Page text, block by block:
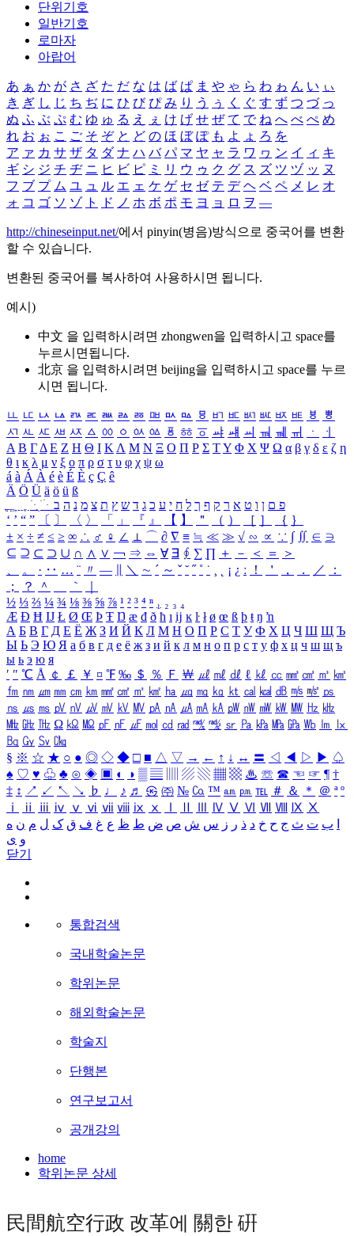
단위기호
일반기호
로마자
아랍어
あ ぁ か が さ ざ た だ な は ば ぱ ま や ゃ ら わ ゎ ん い ぃ
き ぎ し じ ち ぢ に ひ び ぴ み り う ぅ く ぐ す ず つ づ っ
ぬ ふ ぶ ぷ む ゆ ゅ る え ぇ け げ せ ぜ て で ね へ べ ぺ め
れ お ぉ こ ご そ ぞ と ど の ほ ぼ ぽ も よ ょ ろ を
ア ァ カ サ ザ タ ダ ナ ハ バ パ マ ヤ ャ ラ ワ ヮ ン イ ィ キ
ギ シ ジ チ ヂ ニ ヒ ビ ピ ミ リ ウ ゥ ク グ ス ズ ツ ヅ ッ ヌ
フ ブ プ ム ユ ュ ル エ ェ ケ ゲ セ ゼ テ デ ヘ ベ ペ メ レ オ
ォ コ ゴ ソ ゾ ト ド ノ ホ ボ ポ モ ヨ ョ ロ ヲ ―
http://chineseinput.net/에서 pinyin(병음)방식으로 중국어를 변환
할 수 있습니다.
변환된 중국어를 복사하여 사용하시면 됩니다.
예시)
中文 을 입력하시려면 zhongwen을 입력하시고 space를
누르시면됩니다.
北京 을 입력하시려면 beijing을 입력하시고 space를 누르
시면 됩니다.
ㅥ ㅦ ㅧ ㅨ ㅩ ㅪ ㅫ ㅬ ㅭ ㅮ ㅯ ㅰ ㅱ ㅲ ㅳ ㅴ ㅵ ㅶ ㅷ ㅸ
ㅹ
ㅺ ㅻ ㅼ ㅽ ㅾ ㅿ ㆀ ㆁ ㆂ ㆃ ㆄ ㆅ ㆆ ㆇ ㆈ ㆉ ㆊ ㆋ ㆌ ㆍ
ㆎ
Α Β ΓΔ Ε Ζ Η Θ Ι ΚΛ Μ Ν Ξ Ο Π Ρ Σ ΤΥ Φ Χ Ψ Ω α β γ δ ε ζ η
θ ι κ λ μ ν ξ ο π ρ σ τ υ φ χ ψ ω
á à Á À é è É È ç Ç ê
Ä Ö Ü ä ö ü ß
ִֶֹ ֻּ ׁׂ פ ם ן ו ט א ר ק ף ך ל ח י ע כ ג ד ש ץ ת צ מ נ ה ב
‘ ’ “ ” 〔 〕 〈 〉 「 」 『 』 【 】 ＂ （ ） ［ ］ ｛ ｝
± × ÷ ≠ ≤ ≥ ∞ ∴ ♂ ♀ ∠ ⊥ ⌒ ∂ ∇ ≡ ≒ ≪ ≫ √ ∽ ∝ ∵ ∫ ∬ ∈ ∋
⊆ ⊇ ⊂ ⊃ ∪ ∩ ∧ ∨ ￢ ⇒ ⇔ ∀ ∃ ∮ ∑ ∏ ＋ － ＜ ＝
＞
、
。 · ‥ … ¨ 〃 ― ＼ ∼ ´ ～ ˇ ˘ ˝ ˚ ˙ ¸ ¡ ¿ ː ！ ＇ ， ． ／
：
；
？ ＾ ｀
½ ⅓ ⅔ ¼ ¾ ⅛ ⅜ ⅝ ⅞ ¹ ² ³ ⁴ ⁿ ₁ ₂ ₃ ₄
Æ Ð Ħ Ĳ Ł Ø Œ Þ Ŧ Ŋ æ đ ð ħ ı ĳ ĸ ŀ ł ø œ ß þ ŧ ŋ ŉ
А Б В Г Д Е Ё Ж З И Й К Л М Н О П Р С Т У Ф Х Ц Ч Ш Щ Ъ
Ы Ь Э Ю Я а б в г д е ё ж з и й к л м н о п р с т у ф х ц ч ш щ ъ
ы ь э ю я
′ ″ ℃ Å ￠ ￡ ￥ ¤ ℉ ‰ ＄ ％ Ｆ ￦ ㎕ ㎖ ㎗ ℓ ㎘ ㏄ ㎣ ㎤ ㎥ ㎦
㎙ ㎚ ㎛ ㎜ ㎝ ㎞ ㎟ ㎠ ㎡ ㎢ ㏊ ㎍ ㎎ ㎏ ㏏ ㎈ ㎉ ㏈ ㎧ ㎨ ㎰
㎱ ㎲ ㎳ ㎴ ㎵ ㎶ ㎷ ㎸ ㎹ ㎀ ㎁ ㎂ ㎃ ㎄ ㎺ ㎻ ㎽ ㎾ ㎿ ㎐ ㎑
㎒ ㎓ ㎔ Ω ㏀ ㏁ ㎊ ㎋ ㎌ ㏖ ㏅ ㎭ ㎮ ㎯ ㏛ ㎩ ㎪ ㎫ ㎬ ㏝ ㏐
㏓
㏃ ㏉ ㏜ ㏆
§ ※ ☆ ★ ○ ● ◎ ◇ ◆ □ ■ △ ▽ → ← ↑ ↓ ↔ 〓 ◁ ◀ ▷ ▶ ♤
♠ ♡ ♥ ♧ ♣ ⊙ ◈ ▣ ◐ ◑ ▒ ▤ ▨ ▧ ▦ ▩ ♨ ☏ ☎ ☜ ☞ ¶ †
‡ ↕ ↗ ↙ ↖ ↘ ♭ ♩ ♪ ♬ ㉿ ㈜ № ㏇ ™ ㏂ ㏘ ℡ ＃ ＆ ＊ ＠ ª º
ⅰ
ⅱ ⅲ ⅳ ⅴ ⅵ ⅶ ⅷ ⅸ ⅹ Ⅳ Ⅴ Ⅵ Ⅶ Ⅷ Ⅸ Ⅹ
ب ت ث ج ح خ د ذ ر ز س ش ص ض ط ظ ع غ ف ق ک ل م ن ه
و ی
닫기
통합검색
국내학술논문
학위논문
해외학술논문
학술지
단행본
연구보고서
공개강의
home
학위논문 상세
民間航空行政 改革에 關한 硏